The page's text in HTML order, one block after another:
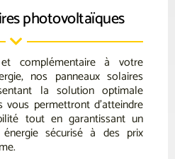
photovoltaïques
complémentaire à votre
nos panneaux solaires
la solution optimale
permettront d’atteindre
tout en garantissant un
sécurisé à des prix